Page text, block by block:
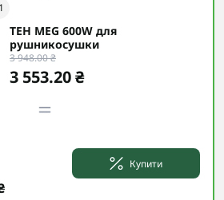
ТЕН MEG 600W для
рушникосушки
3 948.00 ₴
3 553.20 ₴
Купити